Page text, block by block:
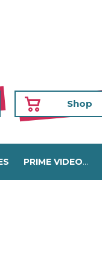
Shop
PRIME VIDEO